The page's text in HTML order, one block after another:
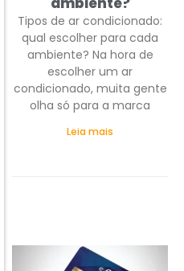
Tipos de ar condicionado:
qual escolher para cada
ambiente? Na hora de
escolher um ar
condicionado, muita gente
olha só para a marca
Leia mais